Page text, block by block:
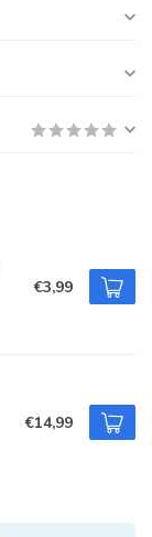
€3,99
€14,99